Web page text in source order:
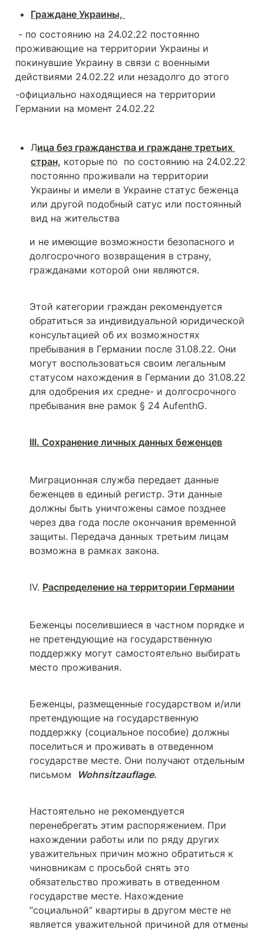
Граждане Украины,
проживающие на территории Украины и
покинувшие Украину в связи с военными
действиями 24.02.22 или незадолго до этого
-официально находящиеся на территории
Германии на момент 24.02.22
Лица без гражданства и граждане третьих
стран, которые по  по состоянию на 24.02.22
постоянно проживали на территории
Украины и имели в Украине статус беженца
или другой подобный сатус или постоянный
вид на жительства
и не имеющие возможности безопасного и
долгосрочного возвращения в страну,
гражданами которой они являются.
Этой категории граждан рекомендуется
обратиться за индивидуальной юридической
консультацией об их возможностях
пребывания в Германии после 31.08.22. Они
могут воспользоваться своим легальным
статусом нахождения в Германии до 31.08.22
для одобрения их средне- и долгосрочного
пребывания вне рамок § 24 AufenthG.
III. Сохранение личных данных беженцев
Миграционная служба передает данные
беженцев в единый регистр. Эти данные
должны быть уничтожены самое позднее
через два года после окончания временной
защиты. Передача данных третьим лицам
возможна в рамках закона.
IV. Распределение на территории Германии
Беженцы поселившиеся в частном порядке и
не претендующие на государственную
поддержку могут самостоятельно выбирать
место проживания.
Беженцы, размещенные государством и/или
претендующие на государственную
поддержку (социальное пособие) должны
поселиться и проживать в отведенном
государстве месте. Они получают отдельным
письмом
Wohnsitzauflage.
Настоятельно не рекомендуется
перенебрегать этим распоряжением. При
нахождении работы или по ряду других
уважительных причин можно обратиться к
чиновникам с просьбой снять это
обязательство проживать в отведенном
государстве месте. Нахождение
“социальной” квартиры в другом месте не
является уважительной причиной для отмены